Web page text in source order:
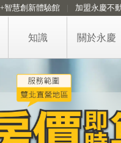
智慧創新體驗館 加盟永慶不
知識
買賣精選懶人包
買方購屋的稅
房產防詐專區
關於永慶